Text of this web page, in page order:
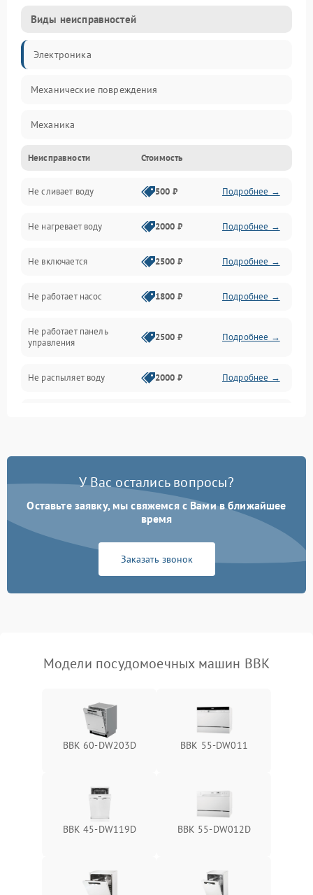
Виды неисправностей
Электроника
Механические повреждения
Механика
Управление
Электропитание
Датчики
Нагрев
Вода
Гигиена
Программное обеспечение
Неисправности Стоимость
Не сливает воду 500 ₽ Подробнее →
Не нагревает воду 2000 ₽ Подробнее →
Не включается 2500 ₽ Подробнее →
Не работает насос 1800 ₽ Подробнее →
Не работает панель
управления
2500 ₽ Подробнее →
Не распыляет воду 2000 ₽ Подробнее →
Проблемы с набором
Не работает сушилка 2100 ₽ Подробнее →
Сбои в работе таймера 1700 ₽
У Вас остались вопросы?
Оставьте заявку, мы свяжемся с Вами в ближайшее
время
Заказать звонок
Модели посудомоечных машин BBK
BBK 60-DW203D BBK 55-DW011
BBK 45-DW119D BBK 55-DW012D